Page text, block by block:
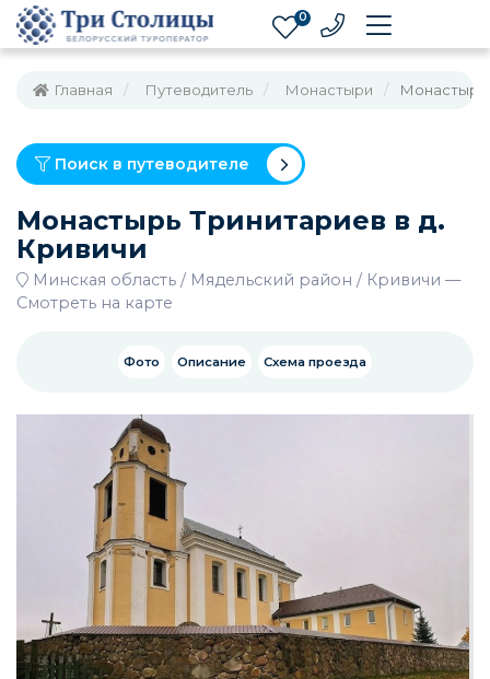
0
Главная Путеводитель Монастыри Монастырь
Поиск в путеводителе
Монастырь Тринитариев в д.
Кривичи
Минская область Мядельский район Кривичи —
Смотреть на карте
Фото Описание Схема проезда